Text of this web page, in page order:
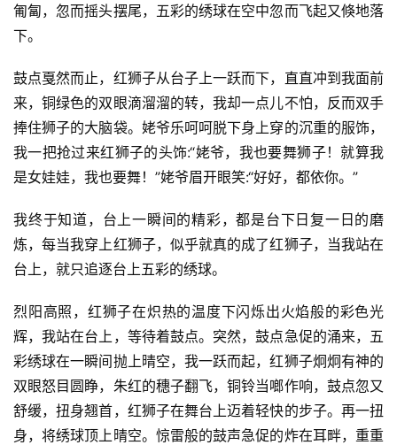
首
页
匍匐，忽而摇头摆尾，五彩的绣球在空中忽而飞起又倏地落
下。
鼓点戛然而止，红狮子从台子上一跃而下，直直冲到我面前
来，铜绿色的双眼滴溜溜的转，我却一点儿不怕，反而双手
捧住狮子的大脑袋。姥爷乐呵呵脱下身上穿的沉重的服饰，
我一把抢过来红狮子的头饰:“姥爷，我也要舞狮子！就算我
是女娃娃，我也要舞！”姥爷眉开眼笑:“好好，都依你。”
我终于知道，台上一瞬间的精彩，都是台下日复一日的磨
炼，每当我穿上红狮子，似乎就真的成了红狮子，当我站在
台上，就只追逐台上五彩的绣球。
烈阳高照，红狮子在炽热的温度下闪烁出火焰般的彩色光
辉，我站在台上，等待着鼓点。突然，鼓点急促的涌来，五
彩绣球在一瞬间抛上晴空，我一跃而起，红狮子炯炯有神的
双眼怒目圆睁，朱红的穗子翻飞，铜铃当啷作响，鼓点忽又
舒缓，扭身翘首，红狮子在舞台上迈着轻快的步子。再一扭
身，将绣球顶上晴空。惊雷般的鼓声急促的炸在耳畔，重重